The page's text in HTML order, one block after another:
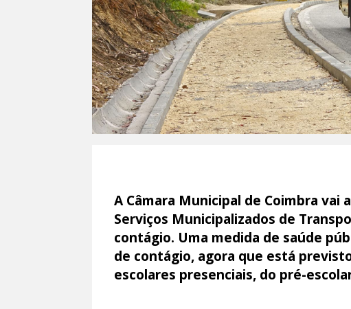
A Câmara Municipal de Coimbra vai
Serviços Municipalizados de
contágio. Uma medida de saúde
de contágio, agora que está
escolares presenciais, do pré-